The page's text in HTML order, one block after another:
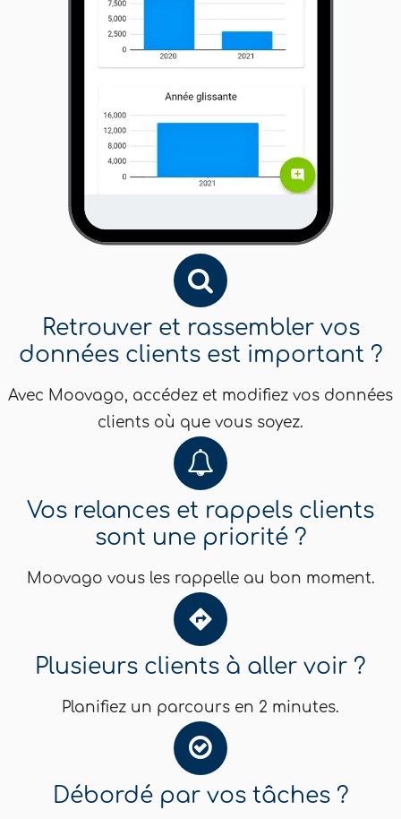
Retrouver et rassembler vos
données clients est important ?
Avec Moovago, accédez et modifiez vos données
clients où que vous soyez.
Vos relances et rappels clients
sont une priorité ?
Moovago vous les rappelle au bon moment.
Plusieurs clients à aller voir ?
Planifiez un parcours en 2 minutes.
Débordé par vos tâches ?